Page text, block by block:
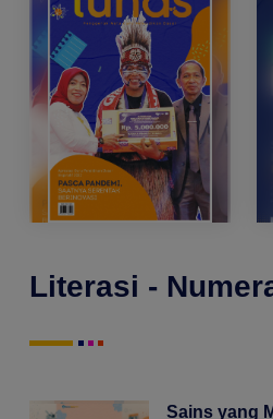
Literasi -
Sains yang